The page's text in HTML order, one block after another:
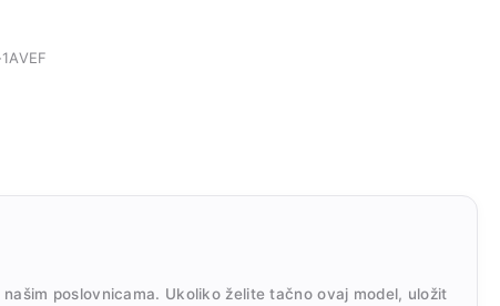
poslovnicama. Ukoliko želite tačno ovaj model, uložit